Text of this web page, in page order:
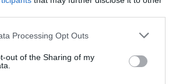
Processing Opt Outs
out of the Sharing of my
h
at
o
p
h
ar